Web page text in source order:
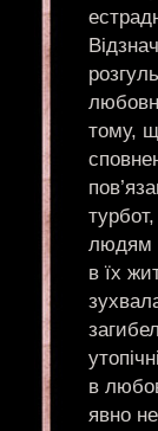
тому,
людям
в їх
в
явно